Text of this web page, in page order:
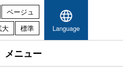
ベージュ
大 標準 Language
メニュー